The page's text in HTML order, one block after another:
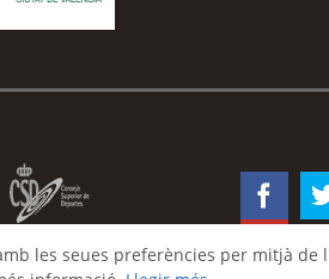
les seues preferències per mitjà de